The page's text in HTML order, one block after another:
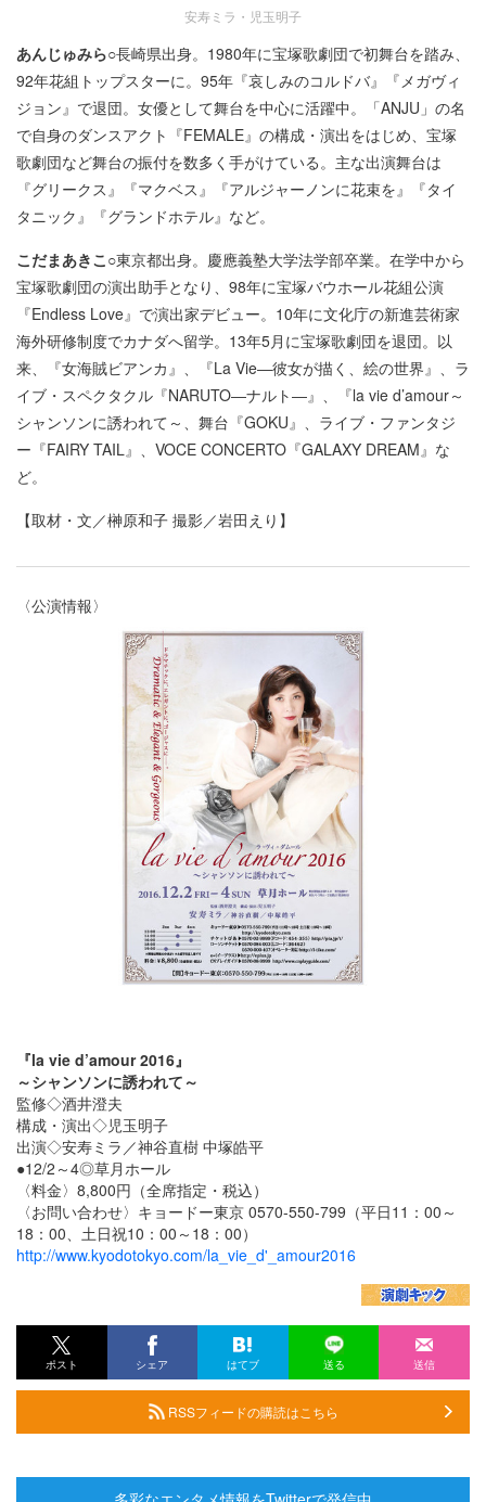
安寿ミラ・児玉明子
あんじゅみら○長崎県出身。1980年に宝塚歌劇団で初舞台を踏み、
92年花組トップスターに。95年『哀しみのコルドバ』『メガヴィ
ジョン』で退団。女優として舞台を中心に活躍中。「ANJU」の名
で自身のダンスアクト『FEMALE』の構成・演出をはじめ、宝塚
歌劇団など舞台の振付を数多く手がけている。主な出演舞台は
『グリークス』『マクベス』『アルジャーノンに花束を』『タイ
タニック』『グランドホテル』など。
こだまあきこ○東京都出身。慶應義塾大学法学部卒業。在学中から
宝塚歌劇団の演出助手となり、98年に宝塚バウホール花組公演
『Endless Love』で演出家デビュー。10年に文化庁の新進芸術家
海外研修制度でカナダへ留学。13年5月に宝塚歌劇団を退団。以
来、『女海賊ビアンカ』、『La Vie―彼女が描く、絵の世界』、ラ
イブ・スペクタクル『NARUTO―ナルト―』、『la vie d’amour～
シャンソンに誘われて～、舞台『GOKU』、ライブ・ファンタジ
ー『FAIRY TAIL』、VOCE CONCERTO『GALAXY DREAM』な
ど。
【取材・文／榊原和子 撮影／岩田えり】
〈公演情報〉
『la vie d’amour 2016』
～シャンソンに誘われて～
監修◇酒井澄夫
構成・演出◇児玉明子
出演◇安寿ミラ／神谷直樹 中塚皓平
●12/2～4◎草月ホール
〈料金〉8,800円（全席指定・税込）
〈お問い合わせ〉キョードー東京 0570-550-799（平日11：00～
18：00、土日祝10：00～18：00）
http://www.kyodotokyo.com/la_vie_d'_amour2016
ポスト シェア はてブ 送る 送信
RSSフィードの購読はこちら